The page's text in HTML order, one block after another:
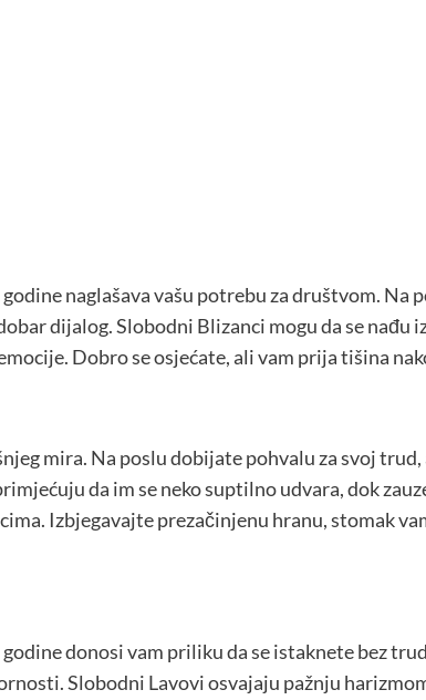
naglašava vašu potrebu za društvom. Na
dijalog. Slobodni Blizanci mogu da se nađu
Dobro se osjećate, ali vam prija tišina
mira. Na poslu dobijate pohvalu za svoj trud,
da im se neko suptilno udvara, dok
Izbjegavajte prezačinjenu hranu, stomak
donosi vam priliku da se istaknete bez
Slobodni Lavovi osvajaju pažnju